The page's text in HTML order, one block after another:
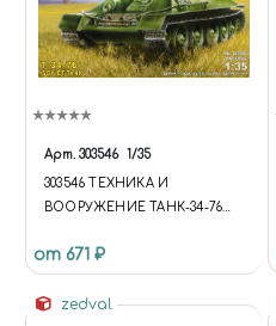
Арт. 303546 1/35
303546 ТЕХНИКА И
ВООРУЖЕНИЕ ТАНК-34-76
от 671 ₽
zedval